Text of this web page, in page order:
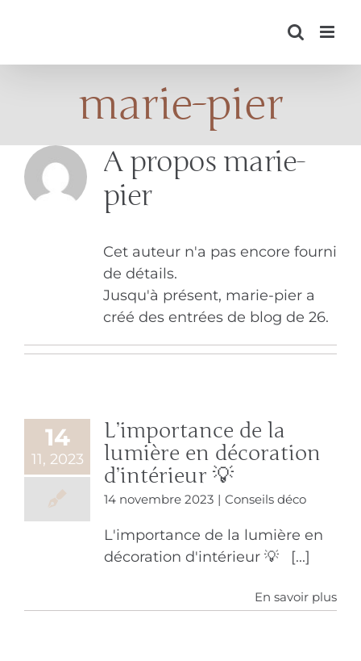
marie-pier
A propos marie-
pier
Cet auteur n'a pas encore fourni
de détails.
Jusqu'à présent, marie-pier a
créé des entrées de blog de 26.
14
11, 2023
L’importance de la
lumière en décoration
d’intérieur 💡
14 novembre 2023 | Conseils déco
L'importance de la lumière en
décoration d'intérieur 💡 [...]
En savoir plus